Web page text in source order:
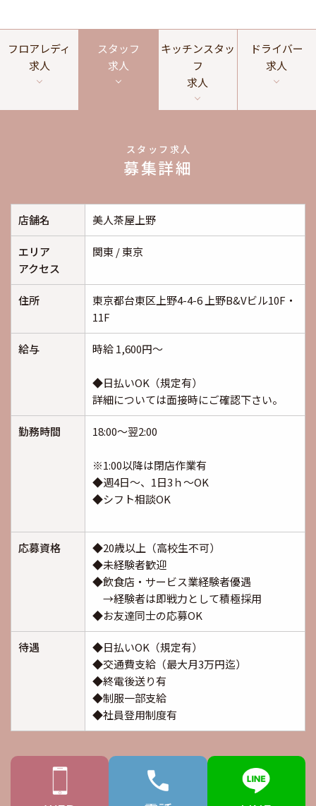
フロアレディ
求人
スタッフ
求人
キッチンスタッ
フ
求人
ドライバー
求人
スタッフ求人
募集詳細
店舗名 美人茶屋上野
エリア
アクセス
関東 / 東京
住所
東京都台東区上野4-4-6 上野B&Vビル10F・
11F
給与 時給 1,600円～
◆日払いOK（規定有）
詳細については面接時にご確認下さい。
勤務時間 18:00～翌2:00
※1:00以降は閉店作業有
◆週4日～、1日3ｈ～OK
◆シフト相談OK
応募資格
◆20歳以上（高校生不可）
◆未経験者歓迎
◆飲食店・サービス業経験者優遇
→経験者は即戦力として積極採用
◆お友達同士の応募OK
待遇
◆日払いOK（規定有）
◆交通費支給（最大月3万円迄）
◆終電後送り有
◆制服一部支給
◆社員登用制度有